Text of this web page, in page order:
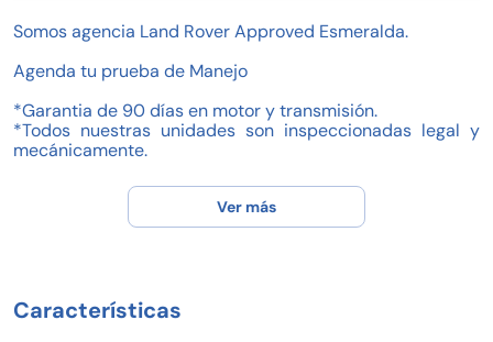
Somos agencia Land Rover Approved Esmeralda.
Agenda tu prueba de Manejo
*Garantia de 90 días en motor y transmisión.
*Todos nuestras unidades son inspeccionadas legal y
mecánicamente.
*Planes desde el 25% de enganche.
*Planes para clientes con problemas en buró.
*Aceptamos auto a cuenta.
Ver más
Características